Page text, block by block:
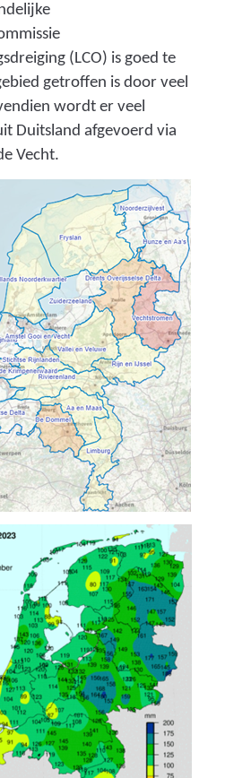
(LCO) is goed te
getroffen is door veel
wordt er veel
Duitsland afgevoerd via
Vecht.